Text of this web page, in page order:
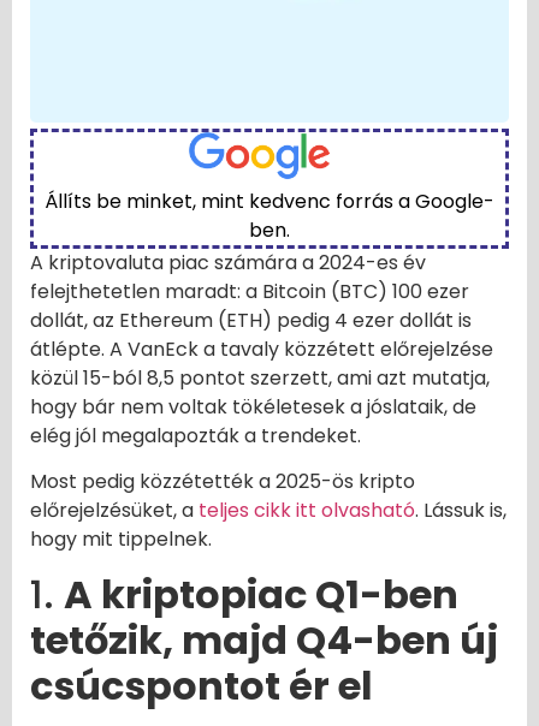
Állíts be minket, mint kedvenc forrás a Google-
ben.
A kriptovaluta piac számára a 2024-es év
felejthetetlen maradt: a Bitcoin (BTC) 100 ezer
dollát, az Ethereum (ETH) pedig 4 ezer dollát is
átlépte. A VanEck a tavaly közzétett előrejelzése
közül 15-ból 8,5 pontot szerzett, ami azt mutatja,
hogy bár nem voltak tökéletesek a jóslataik, de
elég jól megalapozták a trendeket.
Most pedig közzétették a 2025-ös kripto
előrejelzésüket, a teljes cikk itt olvasható. Lássuk is,
hogy mit tippelnek.
1. A kriptopiac Q1-ben
tetőzik, majd Q4-ben új
csúcspontot ér el